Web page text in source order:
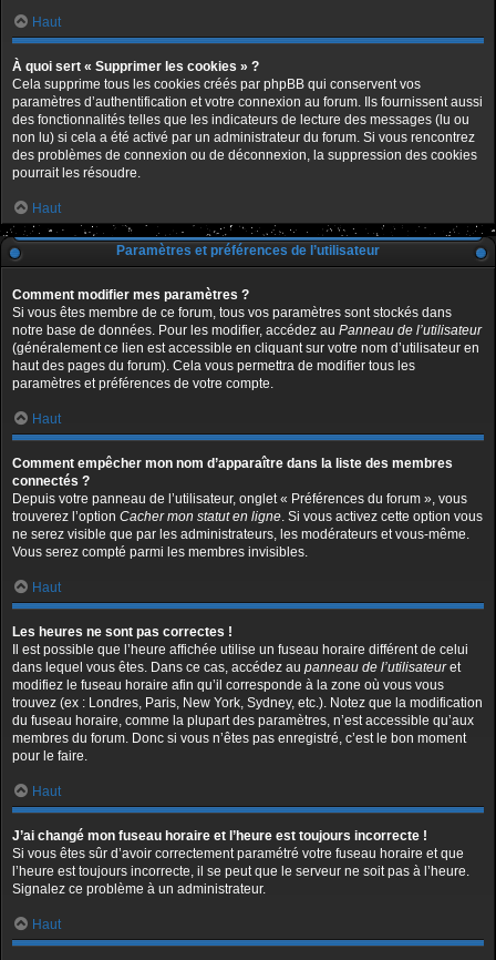
Haut
À quoi sert « Supprimer les cookies » ?
Cela supprime tous les cookies créés par phpBB qui conservent vos
paramètres d’authentification et votre connexion au forum. Ils fournissent aussi
des fonctionnalités telles que les indicateurs de lecture des messages (lu ou
non lu) si cela a été activé par un administrateur du forum. Si vous rencontrez
des problèmes de connexion ou de déconnexion, la suppression des cookies
pourrait les résoudre.
Haut
Paramètres et préférences de l’utilisateur
Comment modifier mes paramètres ?
Si vous êtes membre de ce forum, tous vos paramètres sont stockés dans
notre base de données. Pour les modifier, accédez au Panneau de l’utilisateur
(généralement ce lien est accessible en cliquant sur votre nom d’utilisateur en
haut des pages du forum). Cela vous permettra de modifier tous les
paramètres et préférences de votre compte.
Haut
Comment empêcher mon nom d’apparaître dans la liste des membres
connectés ?
Depuis votre panneau de l’utilisateur, onglet « Préférences du forum », vous
trouverez l’option Cacher mon statut en ligne. Si vous activez cette option vous
ne serez visible que par les administrateurs, les modérateurs et vous-même.
Vous serez compté parmi les membres invisibles.
Haut
Les heures ne sont pas correctes !
Il est possible que l’heure affichée utilise un fuseau horaire différent de celui
dans lequel vous êtes. Dans ce cas, accédez au panneau de l’utilisateuret
modifiez le fuseau horaire afin qu’il corresponde à la zone où vous vous
trouvez (ex : Londres, Paris, New York, Sydney, etc.). Notez que la modification
du fuseau horaire, comme la plupart des paramètres, n’est accessible qu’aux
membres du forum. Donc si vous n’êtes pas enregistré, c’est le bon moment
pour le faire.
Haut
J’ai changé mon fuseau horaire et l’heure est toujours incorrecte !
Si vous êtes sûr d’avoir correctement paramétré votre fuseau horaire et que
l’heure est toujours incorrecte, il se peut que le serveur ne soit pas à l’heure.
Signalez ce problème à un administrateur.
Haut